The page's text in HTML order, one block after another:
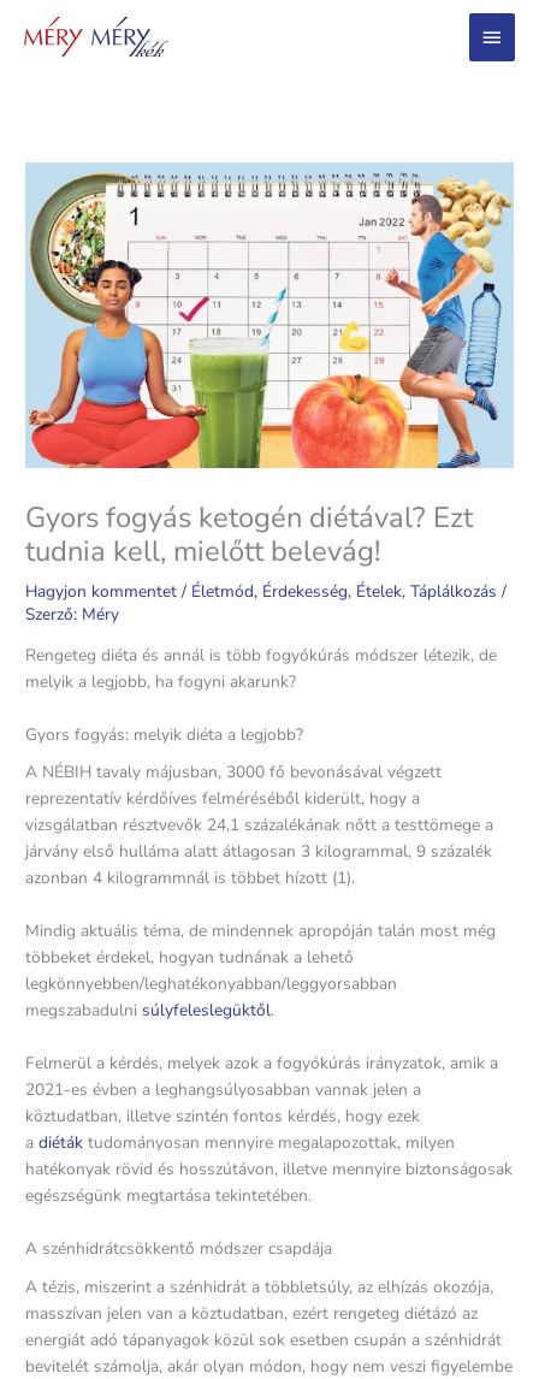
Main
Menu
Gyors fogyás ketogén diétával? Ezt
tudnia kell, mielőtt belevág!
Hagyjon kommentet / Életmód, Érdekesség, Ételek,Táplálkozás /
Szerző: Méry
Rengeteg diéta és annál is több fogyókúrás módszer létezik, de
melyik a legjobb, ha fogyni akarunk?
Gyors fogyás: melyik diéta a legjobb?
A NÉBIH tavaly májusban, 3000 fő bevonásával végzett
reprezentatív kérdőíves felméréséből kiderült, hogy a
vizsgálatban résztvevők 24,1 százalékának nőtt a testtömege a
járvány első hulláma alatt átlagosan 3 kilogrammal, 9 százalék
azonban 4 kilogrammnál is többet hízott (1).
Mindig aktuális téma, de mindennek apropóján talán most még
többeket érdekel, hogyan tudnának a lehető
legkönnyebben/leghatékonyabban/leggyorsabban
megszabadulnisúlyfeleslegüktől.
Felmerül a kérdés, melyek azok a fogyókúrás irányzatok, amik a
2021-es évben a leghangsúlyosabban vannak jelen a
köztudatban, illetve szintén fontos kérdés, hogy ezek
adiéták tudományosan mennyire megalapozottak, milyen
hatékonyak rövid és hosszútávon, illetve mennyire biztonságosak
egészségünk megtartása tekintetében.
A szénhidrátcsökkentő módszer csapdája
A tézis, miszerint a szénhidrát a többletsúly, az elhízás okozója,
masszívan jelen van a köztudatban, ezért rengeteg diétázó az
energiát adó tápanyagok közül sok esetben csupán a szénhidrát
bevitelét számolja, akár olyan módon, hogy nem veszi figyelembe